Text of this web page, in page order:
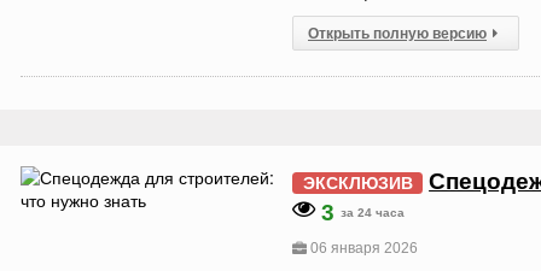
Открыть полную версию
ЭКСКЛЮЗИВ
3 за 24 часа
06 января 2026